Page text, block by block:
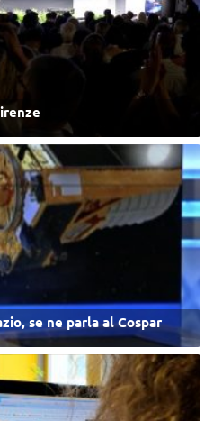
se ne parla al Cospar